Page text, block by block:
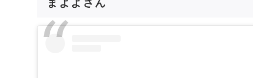
まよよさん